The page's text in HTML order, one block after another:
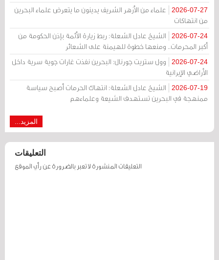
2026-07-27
علماء من الأزهر الشريف يدينون ما يتعرض علماء البحرين
من انتهاكات
2026-07-24
الشيخ عادل الشعلة: ربط زيارة الأئمة بإذن الحكومة من
أكبر المحرمات.. ومنعها خطوة للهيمنة على الشعائر
2026-07-24
وول ستريت جورنال: البحرين نفذت غارات جوية سرية داخل
الأراضي الإيرانية
2026-07-19
الشيخ عادل الشعلة: انتهاك الحرمات أصبح سياسة
ممنهجة في البحرين تستهدف الشيعة وعلماءهم
المزيد...
التعليقات
التعليقات المنشورة لا تعبر بالضرورة عن رأي الموقع